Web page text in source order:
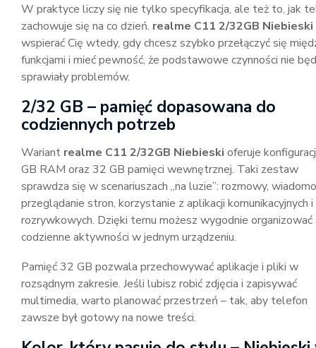
W praktyce liczy się nie tylko specyfikacja, ale też to, jak
zachowuje się na co dzień. realme C11 2/32GB Niebieski
wspierać Cię wtedy, gdy chcesz szybko przełączyć się
funkcjami i mieć pewność, że podstawowe czynności nie
sprawiały problemów.
2/32 GB – pamięć dopasowana do
codziennych potrzeb
Wariant realme C11 2/32GB Niebieski oferuje
GB RAM oraz 32 GB pamięci wewnętrznej. Taki zestaw
sprawdza się w scenariuszach „na luzie”: rozmowy,
przeglądanie stron, korzystanie z aplikacji komunikacyjnych i
rozrywkowych. Dzięki temu możesz wygodnie
codzienne aktywności w jednym urządzeniu.
Pamięć 32 GB pozwala przechowywać aplikacje i pliki w
rozsądnym zakresie. Jeśli lubisz robić zdjęcia i zapisywać
multimedia, warto planować przestrzeń – tak, aby telefon
zawsze był gotowy na nowe treści.